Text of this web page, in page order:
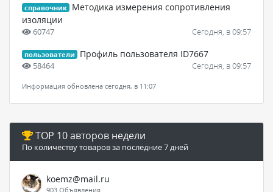
справочник
Методика измерения сопротивления
изоляции
60747 Сегодня, в 09:57
пользователи Профиль пользователя ID7667
58464 Сегодня, в 09:57
Информация обновлена сегодня, в 11:07
TOP 10 авторов недели
По количеству товаров за последние 7 дней
koemz@mail.ru
903 Объявления